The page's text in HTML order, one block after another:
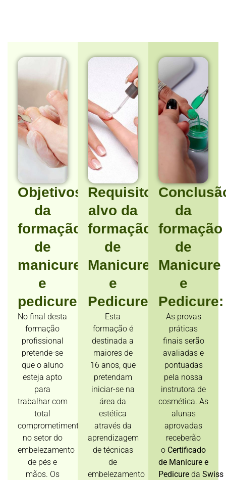
Objetivos
da
formação
de
manicure
e
pedicure:
No final desta
formação
profissional
pretende-se
que o aluno
esteja apto
para
trabalhar com
total
comprometimento
no setor do
embelezamento
de pés e
mãos. Os
Requisitos/Público-
alvo da
formação
de
Manicure
e
Pedicure:
Esta
formação é
destinada a
maiores de
16 anos, que
pretendam
iniciar-se na
área da
estética
através da
aprendizagem
de técnicas
de
embelezamento
da
formação
de
Manicure
e
Pedicure:
As provas
práticas
finais serão
avaliadas e
pontuadas
pela nossa
instrutora de
cosmética. As
alunas
aprovadas
receberão
o Certificado
de Manicure e
Pedicure da Swiss